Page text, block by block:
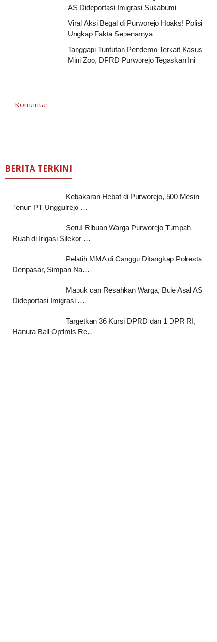
AS Dideportasi Imigrasi Sukabumi
Viral Aksi Begal di Purworejo Hoaks! Polisi
Ungkap Fakta Sebenarnya
Tanggapi Tuntutan Pendemo Terkait Kasus
Mini Zoo, DPRD Purworejo Tegaskan Ini
Komentar
BERITA TERKINI
Kebakaran Hebat di Purworejo, 500 Mesin
Tenun PT Unggulrejo …
Seru! Ribuan Warga Purworejo Tumpah
Ruah di Irigasi Silekor …
Pelatih MMA di Canggu Ditangkap Polresta
Denpasar, Simpan Na…
Mabuk dan Resahkan Warga, Bule Asal AS
Dideportasi Imigrasi …
Targetkan 36 Kursi DPRD dan 1 DPR RI,
Hanura Bali Optimis Re…